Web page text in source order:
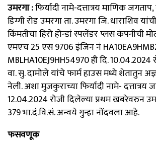
उमरगा :फिर्यादी नामे-दत्तात्रय माणिक
डिग्गी रोड उमरगा ता. उमरगा जि. धाराशिव
किंमतीचा हिरो होन्डां स्पलेंडर प्लस कंपनीची
एमएच 25 एस 9706 इंजिन नं
MBLHA10EJ9HH54970 ही दि. 10.04.2024
वा. सु. दामोले यांचे फार्म हाउस मध्ये शेतातुन
नेली. अशा मुजकुराच्या फिर्यादी नामे- दत्तात्रय
12.04.2024 रोजी दिलेल्या प्रथम खबरेवरुन
379 भा.दं.वि.सं. अन्वये गुन्हा नोंदवला आहे.
फसवणूक